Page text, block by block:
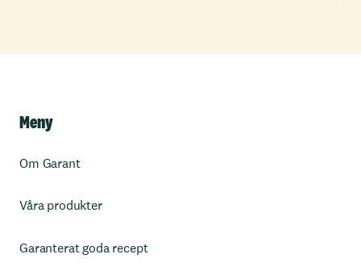
Meny
Om Garant
Våra produkter
Garanterat goda recept